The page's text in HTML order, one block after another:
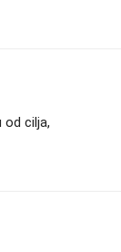
od cilja,